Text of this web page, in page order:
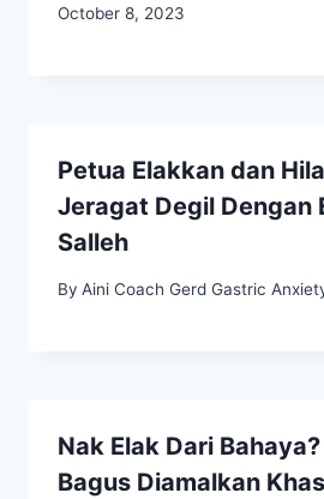
October 8, 2023
Petua Elakkan dan
Jeragat Degil Dengan
Salleh
By Aini Coach Gerd Gastric
Nak Elak Dari
Bagus Diamalkan